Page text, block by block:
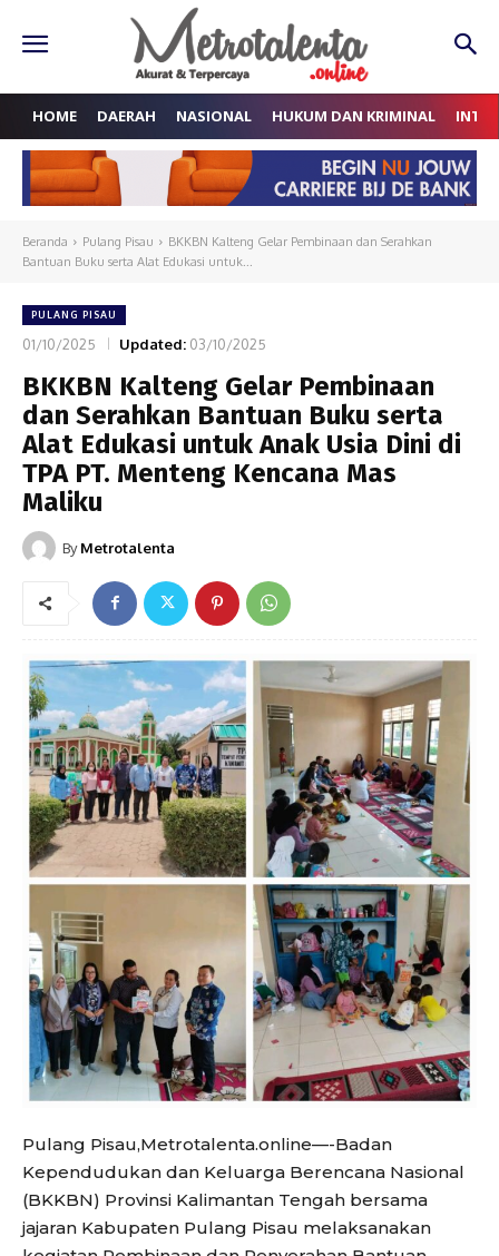
HOME DAERAH NASIONAL HUKUM DAN KRIMINAL
Beranda Pulang Pisau
BKKBN Kalteng Gelar Pembinaan dan Serahkan
Bantuan Buku serta Alat Edukasi untuk...
PULANG PISAU
01/10/2025 Updated: 03/10/2025
BKKBN Kalteng Gelar Pembinaan
dan Serahkan Bantuan Buku serta
Alat Edukasi untuk Anak Usia Dini di
TPA PT. Menteng Kencana Mas
Maliku
By Metrotalenta
Pulang Pisau,Metrotalenta.online—-Badan
Kependudukan dan Keluarga Berencana Nasional
(BKKBN) Provinsi Kalimantan Tengah bersama
jajaran Kabupaten Pulang Pisau melaksanakan